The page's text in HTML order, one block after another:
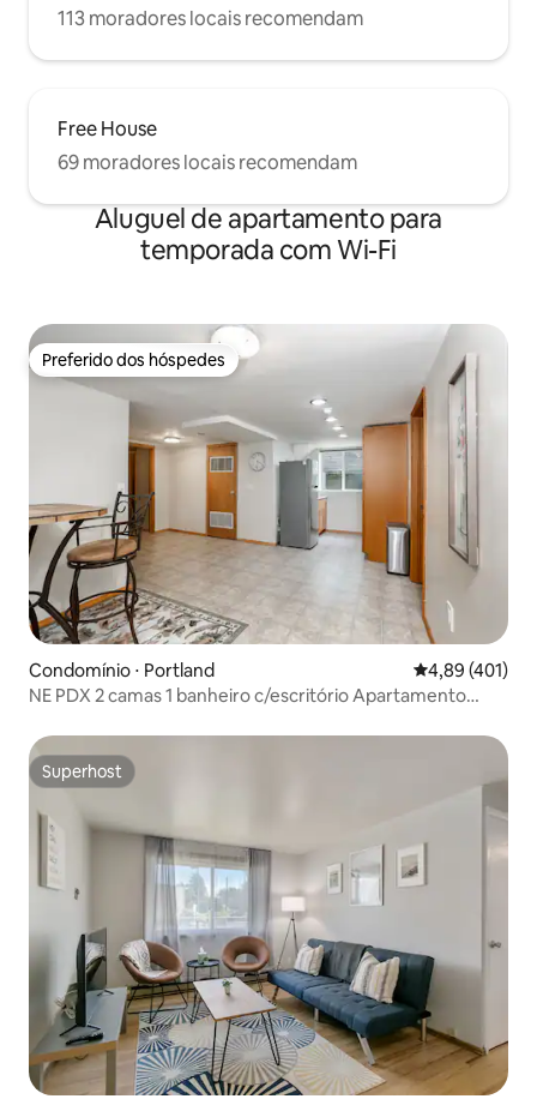
113 moradores locais recomendam
Free House
69 moradores locais recomendam
Aluguel de apartamento para
temporada com Wi-Fi
Preferido dos hóspedes
Preferido dos hóspedes
Condomínio ⋅ Portland 4,89 de uma
4,89 (401)
NE PDX 2 camas 1 banheiro c/escritório Apartamento
Superhost
Superhost